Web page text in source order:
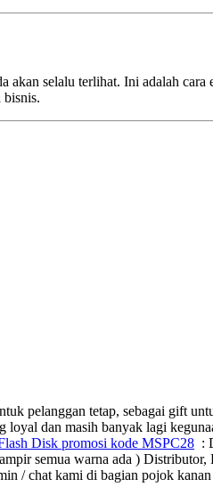
akan selalu terlihat. Ini adalah
bisnis.
pelanggan tetap, sebagai gift
loyal dan masih banyak lagi
Disk promosi kode MSPC28 :
warna ada ) Distributor,
/ chat kami di bagian pojok